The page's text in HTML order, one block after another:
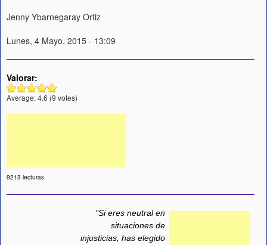
Jenny Ybarnegaray Ortiz
Lunes, 4 Mayo, 2015 - 13:09
Valorar:
Average:4.6 (9 votes)
9213 lecturas
"Si eres neutral en
situaciones de
injusticias, has elegido